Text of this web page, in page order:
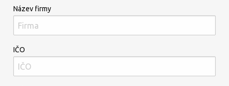
Název firmy
IČO